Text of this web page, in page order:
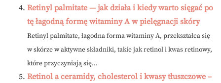
Retinyl palmitate — jak działa i kiedy warto sięgać po
tę łagodną formę witaminy A w pielęgnacji skóry
Retinyl palmitate, łagodna forma witaminy A, przekształca się
w skórze w aktywne składniki, takie jak retinol i kwas retinowy,
które przyczyniają się...
Retinol a ceramidy, cholesterol i kwasy tłuszczowe –